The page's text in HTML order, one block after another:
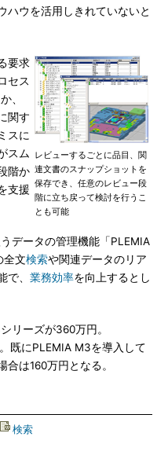
ハウを活用しきれていないと
レビューするごとに品目、関
連文書のスナップショットを
保存でき、任意のレビュー段
階に立ち戻って検討を行うこ
とも可能
要求
セス
、
関す
スに
スム
階か
支援
データの管理機能「PLEMIA
全文検索や関連データのリア
で、 業務効率を向上するとし
リーズが360万円。
既にPLEMIA M3を導入して
は160万円となる。
検索